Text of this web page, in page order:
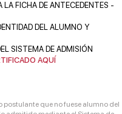
LA FICHA DE ANTECEDENTES -
DEL ALUMNO Y
SISTEMA DE ADMISIÓN
AQUÍ
que no fuese alumno del